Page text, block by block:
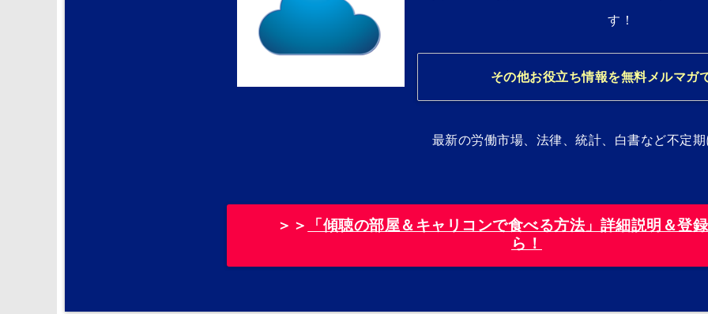
す！
その他お役立ち情報を無料メルマガ
最新の労働市場、法律、統計、白書など不定
＞＞
「傾聴の部屋＆キャリコンで食べる方法」詳細説明＆登
ら！